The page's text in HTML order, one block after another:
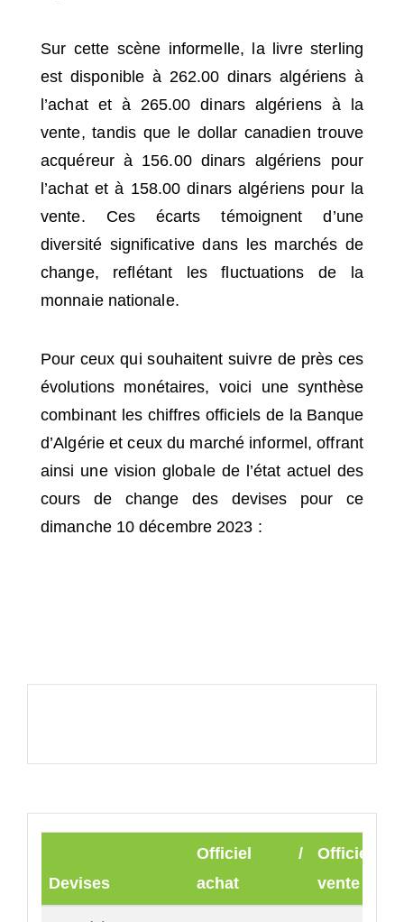
Sur cette scène informelle, la livre sterling
est disponible à 262.00 dinars algériens à
l’achat et à 265.00 dinars algériens à la
vente, tandis que le dollar canadien trouve
acquéreur à 156.00 dinars algériens pour
l’achat et à 158.00 dinars algériens pour la
vente. Ces écarts témoignent d’une
diversité significative dans les marchés de
change, reflétant les fluctuations de la
monnaie nationale.
Pour ceux qui souhaitent suivre de près ces
évolutions monétaires, voici une synthèse
combinant les chiffres officiels de la Banque
d’Algérie et ceux du marché informel, offrant
ainsi une vision globale de l’état actuel des
cours de change des devises pour ce
dimanche 10 décembre 2023 :
Devises
Officiel /
achat
vente